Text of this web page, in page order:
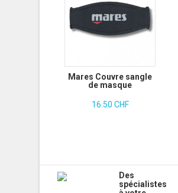
Mares Couvre sangle
de masque
16.50 CHF
Des
spécialistes